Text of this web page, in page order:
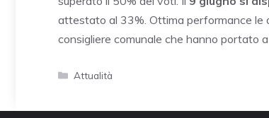
attestato al 33%. Ottima performance le
consigliere comunale che hanno portato
Categorie
Attualità